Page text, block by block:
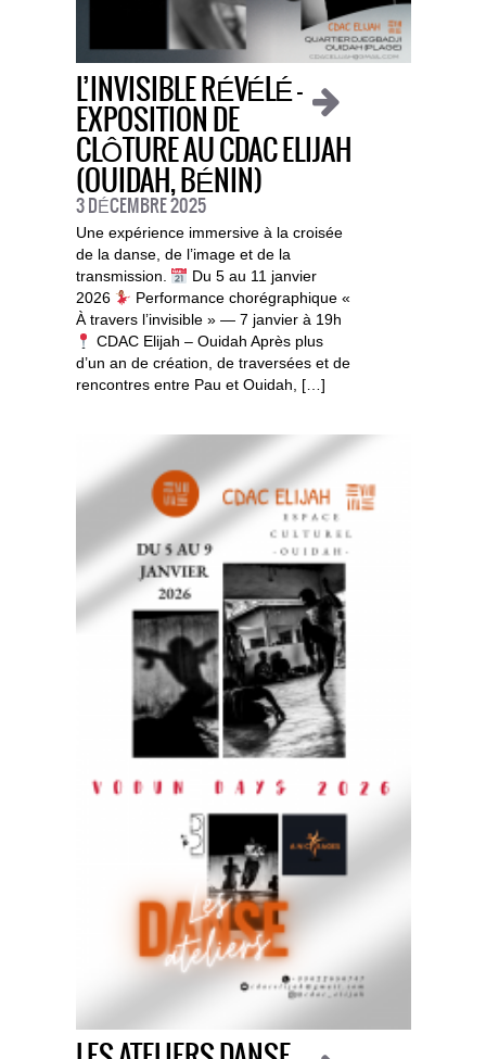
L’INVISIBLE RÉVÉLÉ —
EXPOSITION DE
CLÔTURE AU CDAC ELIJAH
(OUIDAH, BÉNIN)
3 DÉCEMBRE 2025
Une expérience immersive à la croisée
de la danse, de l’image et de la
transmission.
Du 5 au 11 janvier
2026
Performance chorégraphique «
À travers l’invisible » — 7 janvier à 19h
CDAC Elijah – Ouidah Après plus
d’un an de création, de traversées et de
rencontres entre Pau et Ouidah, […]